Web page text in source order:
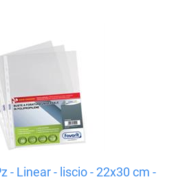
- Linear - liscio - 22x30 cm -